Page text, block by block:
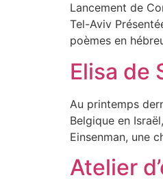
Lancement de
Tel-Aviv
poèmes en
Elisa de
Au printemps
Belgique en
Einsenman, une
Atelier